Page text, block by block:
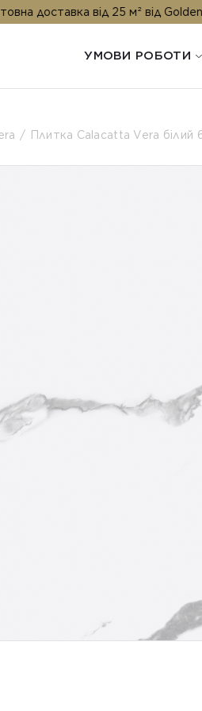
від 25 м² від Golden Tile
УМОВИ РОБОТИ
Плитка Calacatta Vera білий